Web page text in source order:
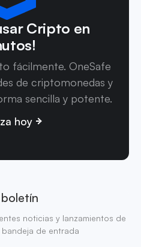
Cripto en
fácilmente. OneSafe
de criptomonedas y
sencilla y potente.
hoy
noticias y lanzamientos de
de entrada